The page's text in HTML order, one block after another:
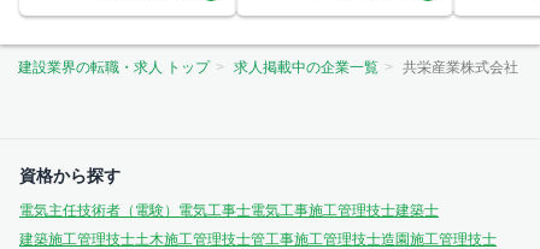
建設業界の転職・求人 トップ 求人掲載中の企業一覧 共栄産業株式会社
資格から探す
電気主任技術者（電験） 電気工事士電気工事施工管理技士建築士
建築施工管理技士土木施工管理技士管工事施工管理技士造園施工管理技士